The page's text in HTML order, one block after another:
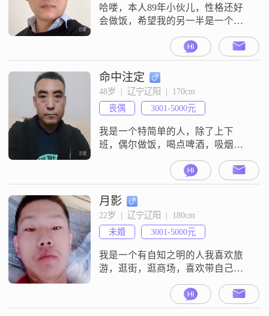
收获一份甜蜜的爱情##30
哈喽，本人89年小伙儿，性格还好
会做饭，希望我的另一半是一个以
命中注定
48岁  |  辽宁辽阳  |  170cm
丧偶
3001-5000元
我是一个特简单的人，除了上下
班，偶尔做饭，喝点啤酒，吸烟，
偶，与其相伴21载，卖房看病，无
力回天。父母己故，一女在外地生
活居住陪她姥，无经济负担。无名
下房产，有住房，独一人生活，私
企工作三班倒，有一小车上下班。
本人诚实，稳重可靠，情感专一，
无朋友，能做家务，想找个良妻共
度半生。
月影
22岁  |  辽宁辽阳  |  180cm
未婚
3001-5000元
我是一个有自知之明的人我喜欢旅
游，逛街，逛商场，喜欢带自己的